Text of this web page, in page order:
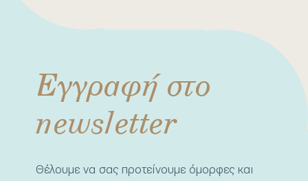
Εγγραφή στο
newsletter
Θέλουμε να σας προτείνουμε όμορφες και